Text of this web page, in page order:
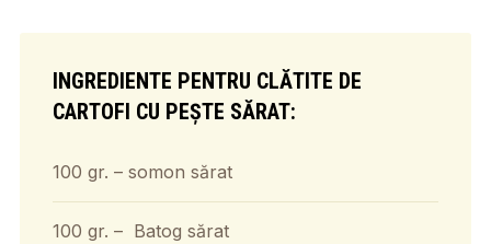
INGREDIENTE PENTRU CLĂTITE DE
CARTOFI CU PEȘTE SĂRAT:
100 gr. – somon sărat
100 gr. – Batog sărat